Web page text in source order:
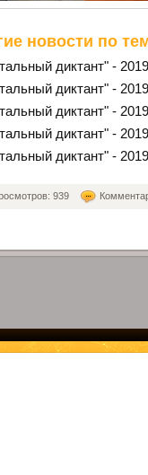
новости по
диктант" - 2019
диктант" - 2019
диктант" - 2019
диктант" - 2019
диктант" - 2019
939